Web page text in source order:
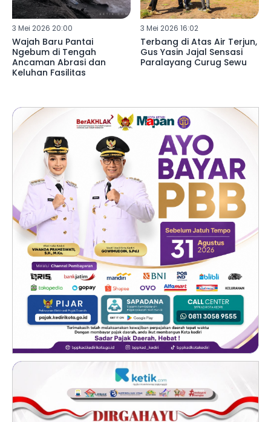
3 Mei 2026 20:00
Wajah Baru Pantai
Ngebum di Tengah
Ancaman Abrasi dan
Keluhan Fasilitas
3 Mei 2026 16:02
Terbang di Atas Air Terjun,
Gus Yasin Jajal Sensasi
Paralayang Curug Sewu